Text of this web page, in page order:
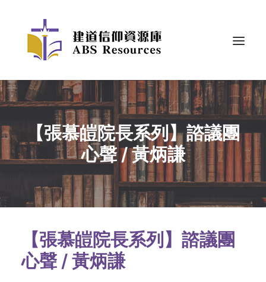
【張慕皚院長系列】諮議團
心聲 / 黃炳謙
【張慕皚院長系列】諮議團
心聲 /黃炳謙